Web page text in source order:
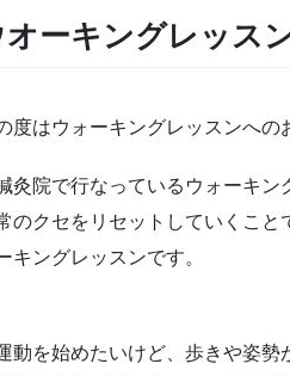
オーキングレッス
度はウォーキングレッスンへ
灸院で行なっているウォーキ
のクセをリセットしていくこ
キングレッスンです。
動を始めたいけど、歩きや姿勢